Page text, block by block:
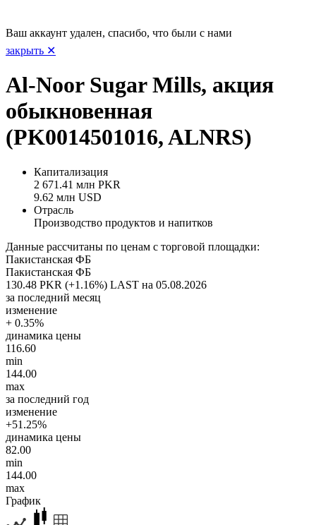
Ваш аккаунт удален, спасибо, что были с нами
закрыть ✕
Al-Noor Sugar Mills, акция
обыкновенная
(PK0014501016, ALNRS)
Капитализация
2 671.41 млн PKR
9.62 млн USD
Отрасль
Производство продуктов и напитков
Данные рассчитаны по ценам с торговой площадки:
Пакистанская ФБ
Пакистанская ФБ
130.48 PKR (+1.16%) LAST на 05.08.2026
за последний месяц
изменение
+ 0.35%
динамика цены
116.60
min
144.00
max
за последний год
изменение
+51.25%
динамика цены
82.00
min
144.00
max
График